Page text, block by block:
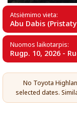
Atsiėmimo vieta:
Abu Dabis
Nuomos laikotarpis:
Rugp. 10, 2026 -
No Toyota
selected dates.